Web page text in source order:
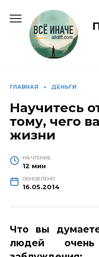
содержанию
ГЛАВНАЯ » ДЕНЬГИ
Научитесь
тому, чего
жизни
НА ЧТЕНИЕ
12 мин
ОБНОВЛЕНО
16.05.2014
Что вы
людей